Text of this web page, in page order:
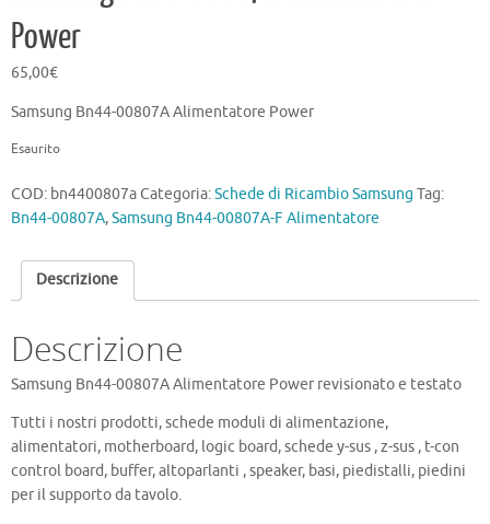
Power
65,00€
Samsung Bn44-00807A Alimentatore Power
Esaurito
COD: bn4400807aCategoria:Schede di Ricambio Samsung Tag:
Bn44-00807A,Samsung Bn44-00807A-F Alimentatore
Descrizione
Descrizione
Samsung Bn44-00807A Alimentatore Power revisionato e testato
Tutti i nostri prodotti, schede moduli di alimentazione,
alimentatori, motherboard, logic board, schede y-sus , z-sus , t-con
control board, buffer, altoparlanti , speaker, basi, piedistalli, piedini
per il supporto da tavolo.